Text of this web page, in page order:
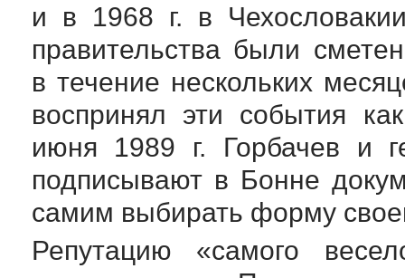
и в 1968 г. в
правительства были
в течение нескольких
воспринял эти события
июня 1989 г. Горбачев и
подписывают в Бонне
самим выбирать форму
Репутацию «самого